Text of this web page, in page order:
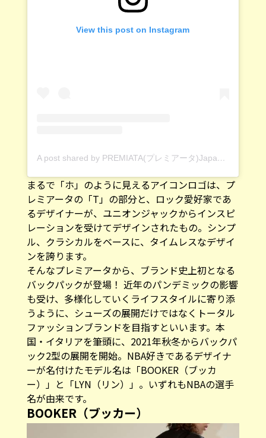
View this post on Instagram
A post shared by PREMIATA(プレミアータ)Japan official (@premiatajp)
まるで「ホ」のように見えるアイコンロゴは、プ
レミアータの「T」の部分と、ロック愛好家であ
るデザイナーが、ユニオンジャックからインスピ
レーションを受けてデザインされたもの。シンプ
ル、クラシカルをベースに、タイムレスなデザイ
ンを誇ります。
そんなプレミアータから、ブランド史上初となる
バックパックが登場！ 近年のパンデミックの影響
も受け、多様化していくライフスタイルに寄り添
うように、シューズの展開だけではなくトータル
ファッションブランドを目指すといいます。本
国・イタリアを筆頭に、2021年秋冬からバックパ
ック2型の展開を開始。NBA好きであるデザイナ
ーが名付けたモデル名は「BOOKER（ブッカ
ー）」と「LYN（リン）」。いずれもNBAの選手
名が由来です。
BOOKER（ブッカー）